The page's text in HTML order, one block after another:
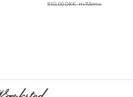
850,00 DKKm/Moms